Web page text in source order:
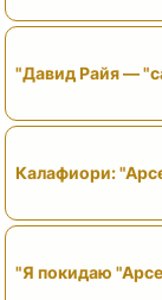
"Давид Райя —
Калафиори:
"Я покидаю